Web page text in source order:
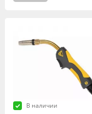
В наличии